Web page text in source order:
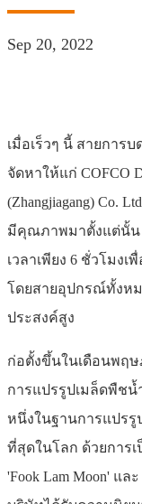
Sep 20, 2022
เมื่อเร็วๆ นี้ สายการ
จัดหาให้แก่ COFCO
(Zhangjiagang) Co.
มีคุณภาพมาตั้งแต่นั้น
เวลาเพียง 6 ชั่วโมง
โดยสายอุปกรณ์ทั้งห
ประสงค์สูง
ก่อตั้งขึ้นในเดือนพฤษ
การแปรรูปเมล็ดพืชน้
หนึ่งในฐานการแปร
ที่สุดในโลก ด้วยการ
'Fook Lam Moon' แ